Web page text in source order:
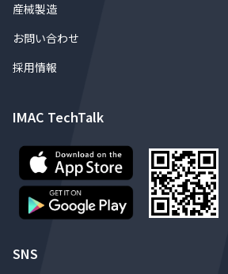
産械製造
お問い合わせ
採用情報
IMAC TechTalk
SNS